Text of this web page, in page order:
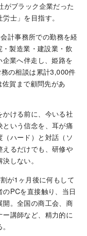
がブラック企業だった
士」を目指す。
計事務所での勤務を経
製造業・建設業・飲
業へ伴走し、姫路を
の相談は累計3,000件
賀まで顧問先があ
ける前に、今いる社
いう信念を、耳が痛
ハード）と対話（ソ
るだけでも、研修や
しない。
が1ヶ月後に何もして
PCを直接触り、当日
。全国の商工会、商
講師など、精力的に